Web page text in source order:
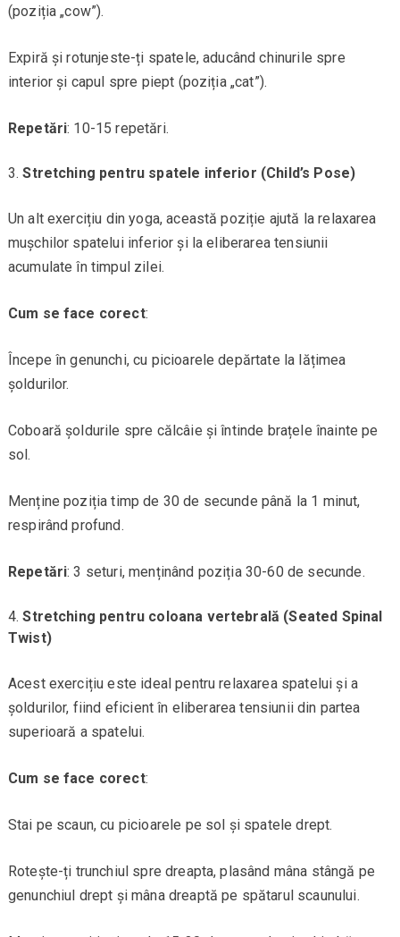
(poziția „cow”).
Expiră și rotunjeste-ți spatele, aducând chinurile spre
interior și capul spre piept (poziția „cat”).
Repetări: 10-15 repetări.
Stretching pentru spatele inferior (Child’s Pose)
Un alt exercițiu din yoga, această poziție ajută la relaxarea
mușchilor spatelui inferior și la eliberarea tensiunii
acumulate în timpul zilei.
Cum se face corect:
Începe în genunchi, cu picioarele depărtate la lățimea
șoldurilor.
Coboară șoldurile spre călcâie și întinde brațele înainte pe
sol.
Menține poziția timp de 30 de secunde până la 1 minut,
respirând profund.
Repetări: 3 seturi, menținând poziția 30-60 de secunde.
Stretching pentru coloana vertebrală (Seated Spinal
Twist)
Acest exercițiu este ideal pentru relaxarea spatelui și a
șoldurilor, fiind eficient în eliberarea tensiunii din partea
superioară a spatelui.
Cum se face corect:
Stai pe scaun, cu picioarele pe sol și spatele drept.
Rotește-ți trunchiul spre dreapta, plasând mâna stângă pe
genunchiul drept și mâna dreaptă pe spătarul scaunului.